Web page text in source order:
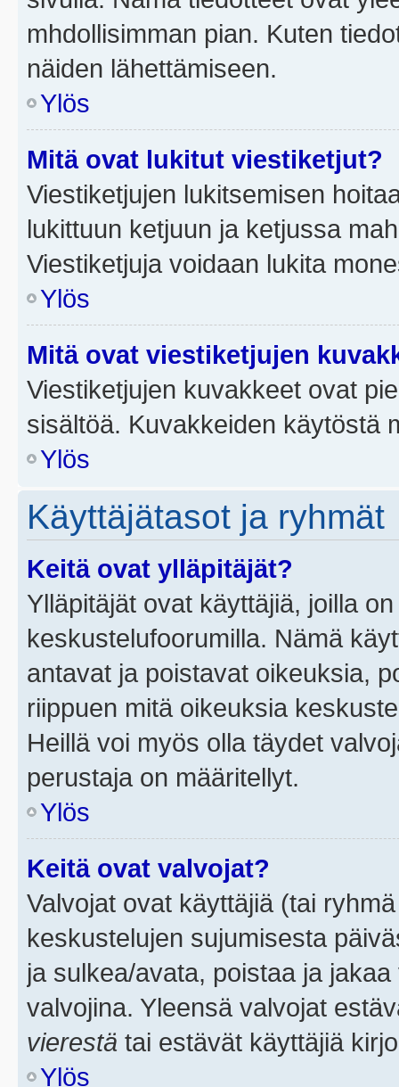
mhdollisimman pian. Kuten
näiden lähettämiseen.
Ylös
Mitä ovat lukitut viestiketjut?
Viestiketjujen lukitsemisen
lukittuun ketjuun ja ketjussa
Viestiketjuja voidaan lukita
Ylös
Mitä ovat viestiketjujen
Viestiketjujen kuvakkeet ovat
sisältöä. Kuvakkeiden käytöstä
Ylös
Käyttäjätasot ja ryhmät
Keitä ovat ylläpitäjät?
Ylläpitäjät ovat käyttäjiä, joilla
keskustelufoorumilla. Nämä
antavat ja poistavat oikeuksia,
riippuen mitä oikeuksia
Heillä voi myös olla täydet
perustaja on määritellyt.
Ylös
Keitä ovat valvojat?
Valvojat ovat käyttäjiä (tai
keskustelujen sujumisesta
ja sulkea/avata, poistaa ja
valvojina. Yleensä valvojat
vierestä tai estävät käyttäjiä
Ylös